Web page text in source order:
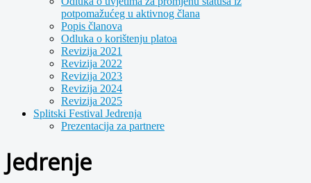
potpomažućeg u aktivnog člana
Popis članova
Odluka o korištenju platoa
Revizija 2021
Revizija 2022
Revizija 2023
Revizija 2024
Revizija 2025
Splitski Festival Jedrenja
Prezentacija za partnere
Jedrenje